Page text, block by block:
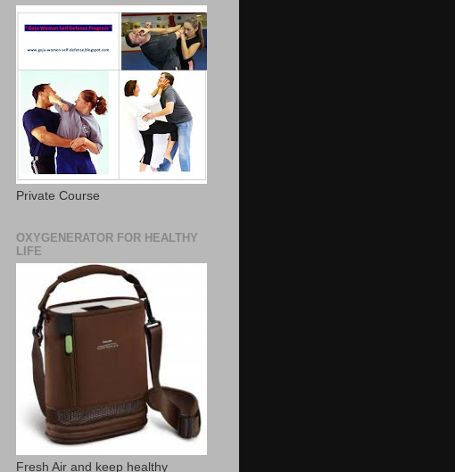
Private Course
OXYGENERATOR FOR HEALTHY
LIFE
Fresh Air and keep healthy